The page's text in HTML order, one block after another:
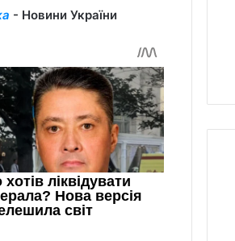
- Новини України